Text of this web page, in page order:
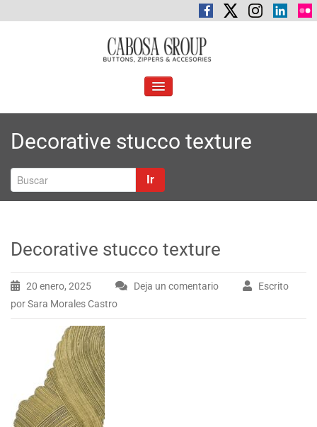
abosa Group
Botones, cremalleras y accesorios
ALTERNAR
Decorative stucco texture
Ir
Decorative stucco texture
20 enero, 2025 Deja un comentario
Escrito
por Sara Morales Castro